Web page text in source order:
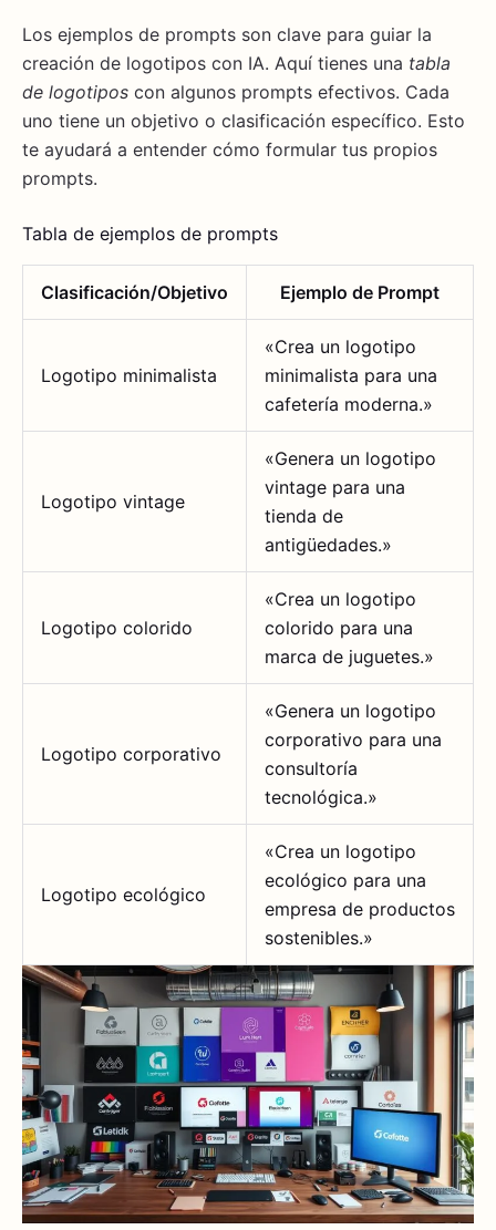
Los ejemplos de prompts son clave para guiar la
creación de logotipos con IA. Aquí tienes una tabla
de logotipos con algunos prompts efectivos. Cada
uno tiene un objetivo o clasificación específico. Esto
te ayudará a entender cómo formular tus propios
prompts.
Tabla de ejemplos de prompts
Clasificación/Objetivo Ejemplo de Prompt
Logotipo minimalista
«Crea un logotipo
minimalista para una
cafetería moderna.»
Logotipo vintage
«Genera un logotipo
vintage para una
tienda de
antigüedades.»
Logotipo colorido
«Crea un logotipo
colorido para una
marca de juguetes.»
Logotipo corporativo
«Genera un logotipo
corporativo para una
consultoría
tecnológica.»
Logotipo ecológico
«Crea un logotipo
ecológico para una
empresa de productos
sostenibles.»